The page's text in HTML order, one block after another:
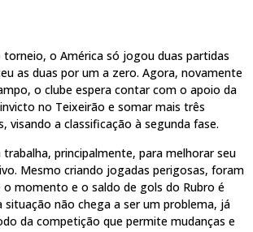
torneio, o América só jogou duas partidas
as duas por um a zero. Agora, novamente
o clube espera contar com o apoio da
no Teixeirão e somar mais três
visando a classificação à segunda fase.
trabalha, principalmente, para melhorar seu
Mesmo criando jogadas perigosas, foram
momento e o saldo de gols do Rubro é
não chega a ser um problema, já
da competição que permite mudanças e